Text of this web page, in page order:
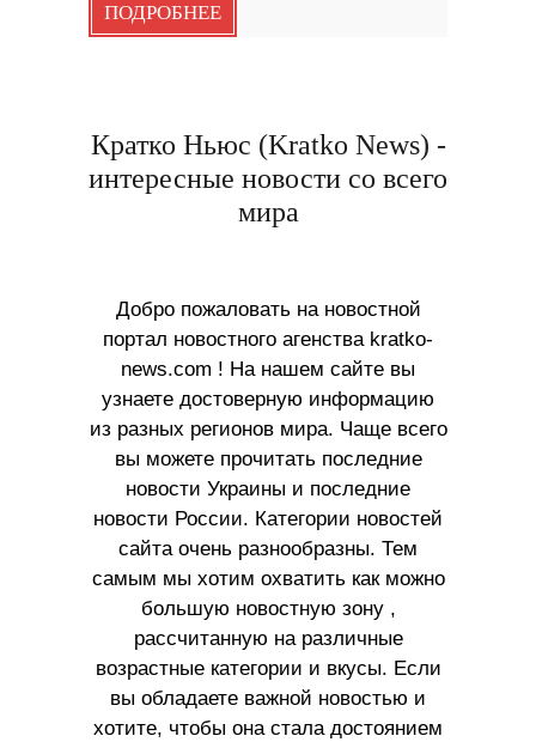
ПОДРОБНЕЕ
Кратко Ньюс (Kratko News) -
интересные новости со всего
мира
Добро пожаловать на новостной
портал новостного агенства kratko-
news.com ! На нашем сайте вы
узнаете достоверную информацию
из разных регионов мира. Чаще всего
вы можете прочитать последние
новости Украины и последние
новости России. Категории новостей
сайта очень разнообразны. Тем
самым мы хотим охватить как можно
большую новостную зону ,
рассчитанную на различные
возрастные категории и вкусы. Если
вы обладаете важной новостью и
хотите, чтобы она стала достоянием